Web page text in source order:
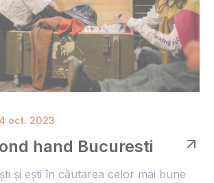
oct. 2023
hand Bucuresti
și ești în căutarea celor mai bune